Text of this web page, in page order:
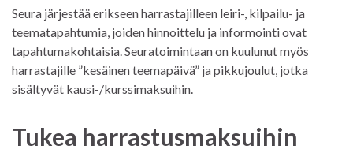
Seura järjestää erikseen harrastajilleen leiri-, kilpailu- ja
teematapahtumia, joiden hinnoittelu ja informointi ovat
tapahtumakohtaisia. Seuratoimintaan on kuulunut myös
harrastajille ”kesäinen teemapäivä” ja pikkujoulut, jotka
sisältyvät kausi-/kurssimaksuihin.
Tukea harrastusmaksuihin